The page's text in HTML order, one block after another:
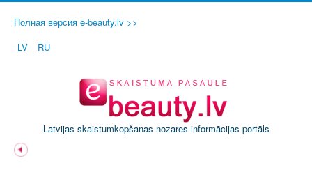
Полная версия e-beauty.lv >>
LV
RU
Latvijas skaistumkopšanas nozares informācijas portāls